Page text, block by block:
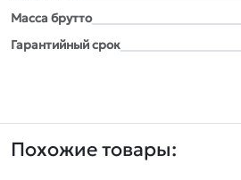
Масса брутто
Гарантийный срок
Похожие товары: